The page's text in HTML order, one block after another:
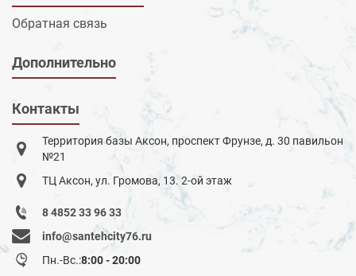
Обратная связь
Дополнительно
Контакты
Территория базы Аксон, проспект Фрунзе, д. 30 павильон
№21
ТЦ Аксон, ул. Громова, 13. 2-ой этаж
8 4852 33 96 33
info@santehcity76.ru
Пн.-Вс.:8:00 - 20:00